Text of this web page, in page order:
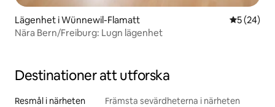
Lägenhet i Wünnewil-Flamatt 5 av 5 i
5 (24)
Nära Bern/Freiburg: Lugn lägenhet
Destinationer att utforska
Resmål i närheten Främsta sevärdheterna i närheten